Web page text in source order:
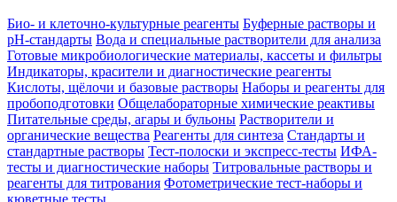
Био- и клеточно-культурные реагенты Буферные растворы и
pH-стандарты Вода и специальные растворители для анализа
Готовые микробиологические материалы, кассеты и фильтры
Индикаторы, красители и диагностические реагенты
Кислоты, щёлочи и базовые растворы Наборы и реагенты для
пробоподготовки Общелабораторные химические реактивы
Питательные среды, агары и бульоны Растворители и
органические вещества Реагенты для синтеза Стандарты и
стандартные растворы Тест-полоски и экспресс-тесты ИФА-
тесты и диагностические наборы Титровальные растворы и
реагенты для титрования Фотометрические тест-наборы и
кюветные тесты